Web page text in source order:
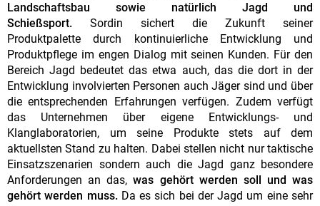
Landschaftsbau sowie natürlich Jagd und
Schießsport. Sordin sichert die Zukunft seiner
Produktpalette durch kontinuierliche Entwicklung und
Produktpflege im engen Dialog mit seinen Kunden. Für den
Bereich Jagd bedeutet das etwa auch, das die dort in der
Entwicklung involvierten Personen auch Jäger sind und über
die entsprechenden Erfahrungen verfügen. Zudem verfügt
das Unternehmen über eigene Entwicklungs- und
Klanglaboratorien, um seine Produkte stets auf dem
aktuellsten Stand zu halten. Dabei stellen nicht nur taktische
Einsatzszenarien sondern auch die Jagd ganz besondere
Anforderungen an das,was gehört werden soll und was
gehört werden muss.Da es sich bei der Jagd um eine sehr